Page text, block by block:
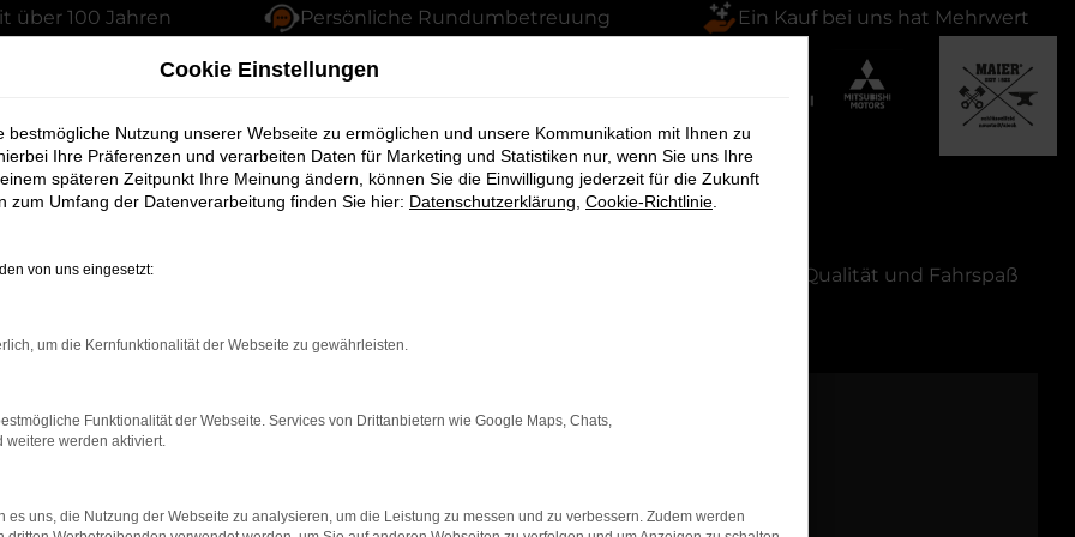
über 100 Jahren Persönliche Rundumbetreuung Ein Kauf bei uns hat Mehrwert
topgepflegten Fahrzeugen. Bei uns finden Sie garantiert das passende Modell – Qualität und Fahrspaß
Error
Cookie Einstellungen
bestmögliche Nutzung unserer Webseite zu ermöglichen und unsere Kommunikation mit Ihnen zu
Ihre Präferenzen und verarbeiten Daten für Marketing und Statistiken nur, wenn Sie uns Ihre
späteren Zeitpunkt Ihre Meinung ändern, können Sie die Einwilligung jederzeit für die Zukunft
zum Umfang der Datenverarbeitung finden Sie hier: Datenschutzerklärung Cookie-Richtlinie
von uns eingesetzt:
um die Kernfunktionalität der Webseite zu gewährleisten.
Funktionalität der Webseite. Services von Drittanbietern wie Google Maps, Chats,
weitere werden aktiviert.
es uns, die Nutzung der Webseite zu analysieren, um die Leistung zu messen und zu verbessern. Zudem werden